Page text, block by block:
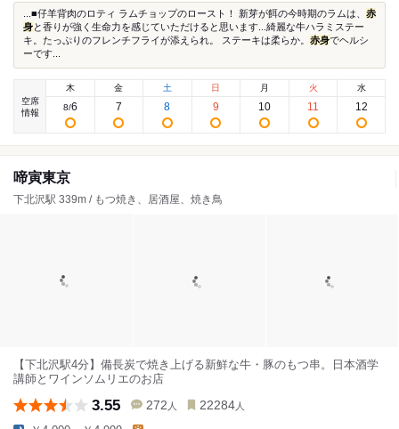
...■仔羊背肉のロティ ラムチョップのロースト！ 新芽が餌の今時期のラムは、 赤
身と香りが強く生命力を感じていただけると思います...綺麗な牛ハラミステー
キ。たっぷりのフレンチフライが添えられ。 ステーキは柔らか。 赤身でヘルシ
ーです...
空席
情報
木
8/6
金
7
土
8
日
9
月
10
火
11
水
12
啼寅東京
下北沢駅 339m / もつ焼き、居酒屋、焼き鳥
【下北沢駅4分】備長炭で焼き上げる新鮮な牛・豚のもつ串。日本酒学
講師とワインソムリエのお店
3.55 272 人 22284 人